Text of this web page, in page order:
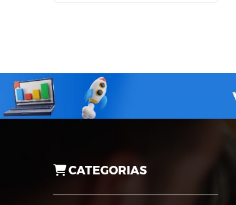
CATEGORIAS